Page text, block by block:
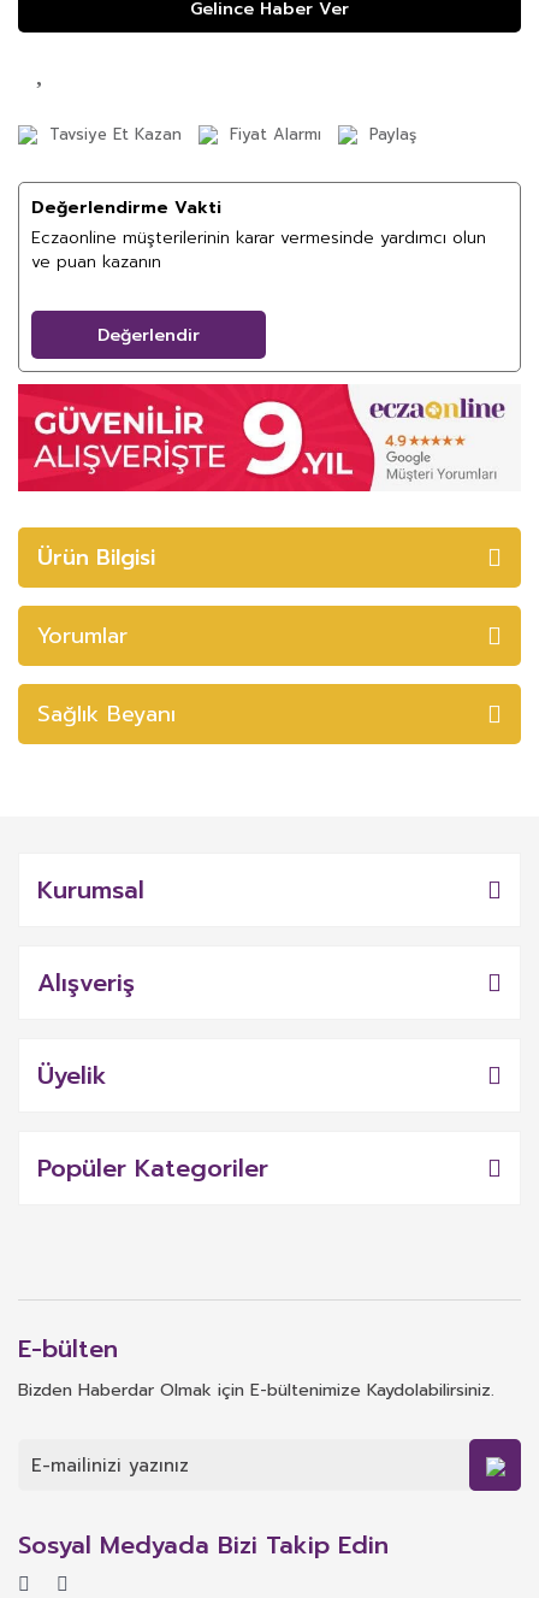
Gelince Haber Ver
Tavsiye Et Kazan Fiyat Alarmı Paylaş
Değerlendirme Vakti
Eczaonline müşterilerinin karar vermesinde yardımcı olun
ve puan kazanın
Değerlendir
Ürün Bilgisi
Yorumlar
Sağlık Beyanı
Kurumsal
Alışveriş
Üyelik
Popüler Kategoriler
E-bülten
Bizden Haberdar Olmak için E-bültenimize Kaydolabilirsiniz.
Sosyal Medyada Bizi Takip Edin